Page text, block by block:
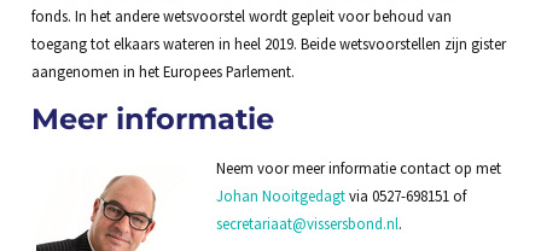
fonds. In het andere wetsvoorstel wordt gepleit voor behoud van
toegang tot elkaars wateren in heel 2019. Beide wetsvoorstellen zijn gister
aangenomen in het Europees Parlement.
Meer informatie
Neem voor meer informatie contact op met
Johan Nooitgedagtvia 0527-698151 of
secretariaat@vissersbond.nl.